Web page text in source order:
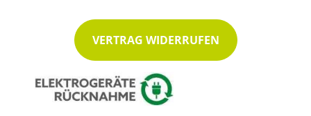
VERTRAG WIDERRUFEN